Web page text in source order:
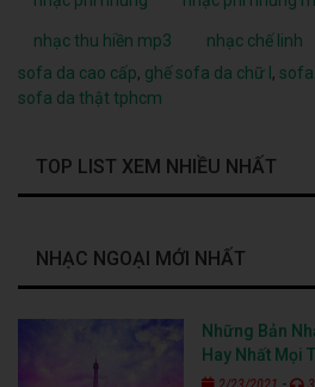
nhạc thu hiền mp3 nhạc chế linh
sofa da cao cấp, ghế sofa da chữ l ,
sofa da thật tphcm
TOP LIST XEM NHIỀU NHẤT
NHẠC NGOẠI MỚI NHẤT
Những Bản
Hay Nhất Mọi